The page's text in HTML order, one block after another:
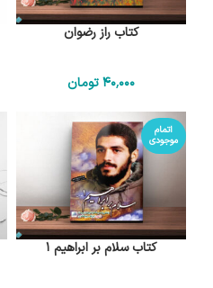
کتاب راز رضوان
40٬000تومان
اتمام
موجودی
کتاب سلام بر ابراهیم 1